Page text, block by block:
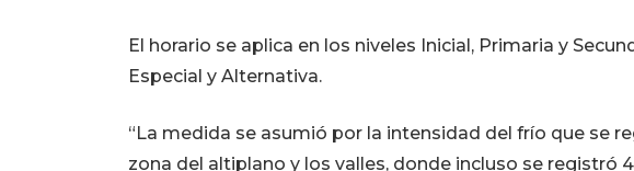
El horario se aplica en los niveles Inicial, Primaria y
Especial y Alternativa.
“La medida se asumió por la intensidad del frío que se
zona del altiplano y los valles, donde incluso se registró